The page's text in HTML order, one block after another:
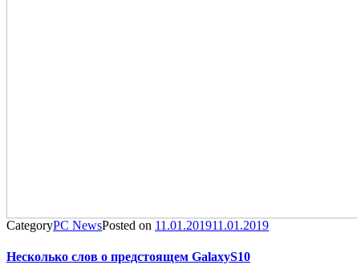
CategoryPC NewsPosted on 11.01.201911.01.2019
Несколько слов о предстоящем GalaxyS10